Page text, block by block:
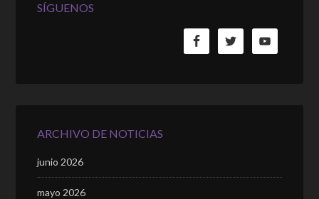
SÍGUENOS
ARCHIVO DE NOTICIAS
junio 2026
mayo 2026